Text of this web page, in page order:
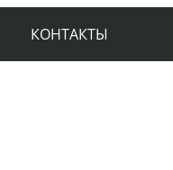
КОНТАКТЫ